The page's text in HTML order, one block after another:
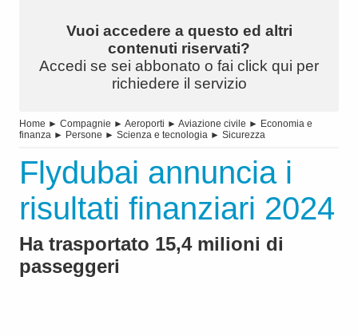
Vuoi accedere a questo ed altri
contenuti riservati?
Accedi se sei abbonato o fai click qui per
richiedere il servizio
Home ► Compagnie ► Aeroporti ► Aviazione civile ► Economia e
finanza ► Persone ► Scienza e tecnologia ► Sicurezza
Flydubai annuncia i
risultati finanziari 2024
Ha trasportato 15,4 milioni di
passeggeri